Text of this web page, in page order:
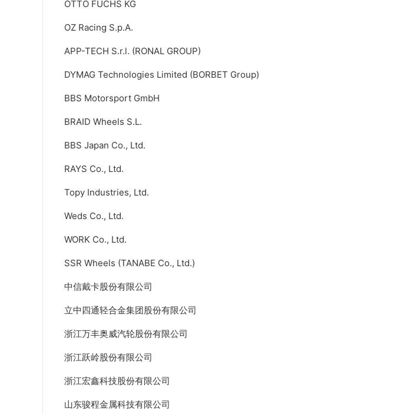
OTTO FUCHS KG
OZ Racing S.p.A.
APP-TECH S.r.l. (RONAL GROUP)
DYMAG Technologies Limited (BORBET Group)
BBS Motorsport GmbH
BRAID Wheels S.L.
BBS Japan Co., Ltd.
RAYS Co., Ltd.
Topy Industries, Ltd.
Weds Co., Ltd.
WORK Co., Ltd.
SSR Wheels (TANABE Co., Ltd.)
中信戴卡股份有限公司
立中四通轻合金集团股份有限公司
浙江万丰奥威汽轮股份有限公司
浙江跃岭股份有限公司
浙江宏鑫科技股份有限公司
山东骏程金属科技有限公司